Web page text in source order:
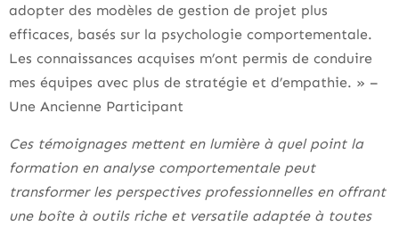
adopter des modèles de gestion de projet plus
efficaces, basés sur la psychologie comportementale.
Les connaissances acquises m’ont permis de conduire
mes équipes avec plus de stratégie et d’empathie. » –
Une Ancienne Participant
Ces témoignages mettent en lumière à quel point la
formation en analyse comportementale peut
transformer les perspectives professionnelles en offrant
une boîte à outils riche et versatile adaptée à toutes